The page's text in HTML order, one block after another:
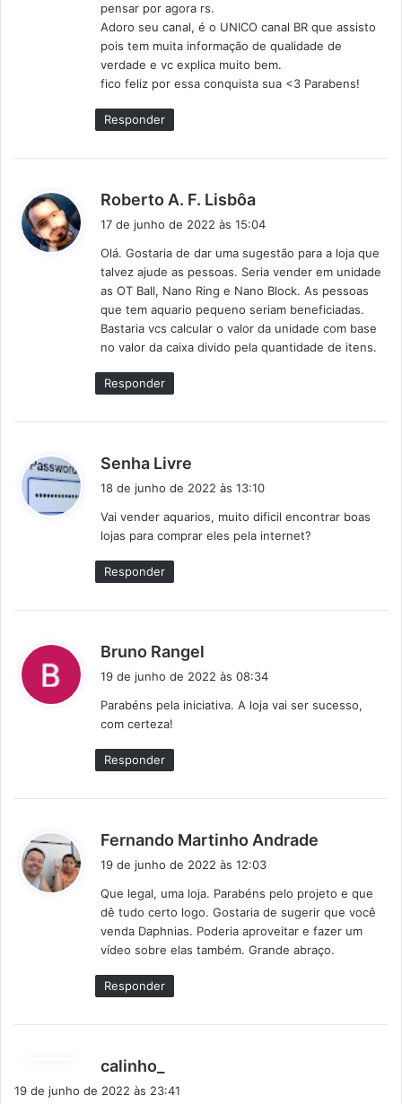
pensar por agora rs.
Adoro seu canal, é o UNICO canal BR que assisto
pois tem muita informação de qualidade de
verdade e vc explica muito bem.
fico feliz por essa conquista sua <3 Parabens!
Responder
Roberto A. F. Lisbôa
i
s
e
:
17 de junho de 2022 às 15:04
Olá. Gostaria de dar uma sugestão para a loja que
talvez ajude as pessoas. Seria vender em unidade
as OT Ball, Nano Ring e Nano Block. As pessoas
que tem aquario pequeno seriam beneficiadas.
Bastaria vcs calcular o valor da unidade com base
no valor da caixa divido pela quantidade de itens.
Responder
Senha Livre
i
s
e
18 de junho de 2022 às 13:10
Vai vender aquarios, muito dificil encontrar boas
lojas para comprar eles pela internet?
Responder
Bruno Rangel
i
s
19 de junho de 2022 às 08:34
Parabéns pela iniciativa. A loja vai ser sucesso,
com certeza!
Responder
Fernando Martinho Andrade
s
e
:
19 de junho de 2022 às 12:03
Que legal, uma loja. Parabéns pelo projeto e que
dê tudo certo logo. Gostaria de sugerir que você
venda Daphnias. Poderia aproveitar e fazer um
vídeo sobre elas também. Grande abraço.
Responder
calinho_
19 de junho de 2022 às 23:41